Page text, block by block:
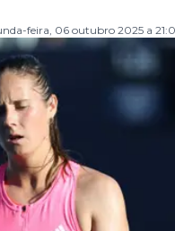
feira, 06 outubro 2025 a